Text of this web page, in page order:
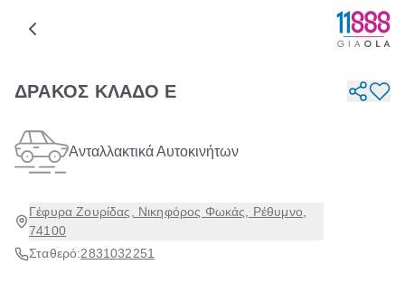
ΔΡΑΚΟΣ ΚΛΑΔΟ Ε
Ανταλλακτικά Αυτοκινήτων
Γέφυρα Ζουρίδας, Νικηφόρος Φωκάς, Ρέθυμνο,
74100
Σταθερό:2831032251